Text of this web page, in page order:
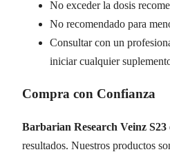
No exceder la dosis
No recomendado para
Consultar con un
iniciar cualquier
Compra con Confianza
Barbarian Research Veinz S23
resultados. Nuestros productos